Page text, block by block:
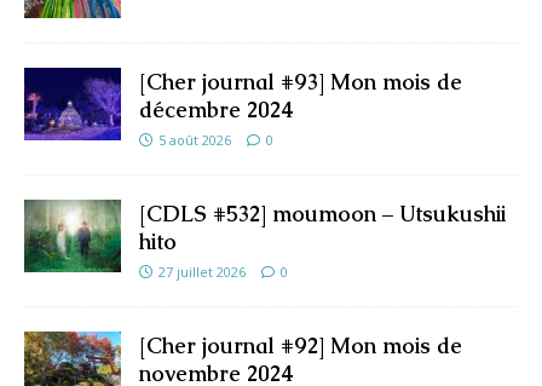
[Cher journal #93] Mon mois de
décembre 2024
5 août 2026 0
[CDLS #532] moumoon – Utsukushii
hito
27 juillet 2026 0
[Cher journal #92] Mon mois de
novembre 2024